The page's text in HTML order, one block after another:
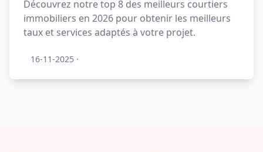
Découvrez notre top 8 des meilleurs courtiers
immobiliers en 2026 pour obtenir les meilleurs
taux et services adaptés à votre projet.
16-11-2025 ·